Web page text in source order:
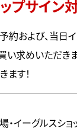
プサイン
約および、当日
い求めいただきま
ます！
・イーグルスショ